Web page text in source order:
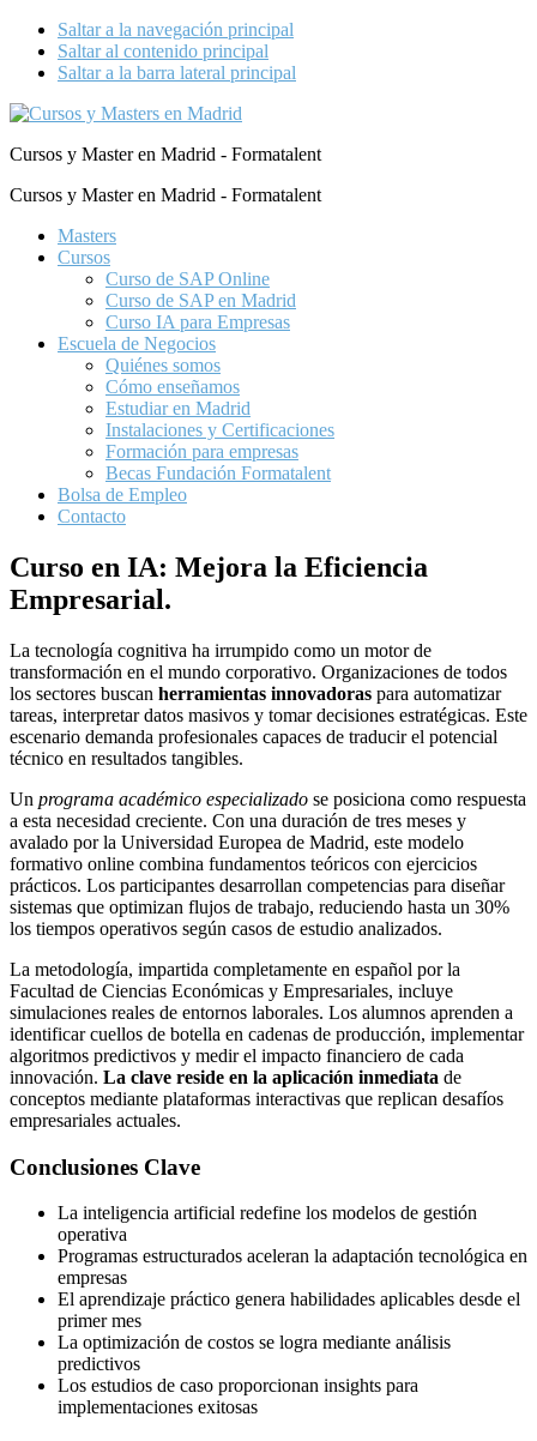
Saltar a la navegación principal
Saltar al contenido principal
Saltar a la barra lateral principal
Cursos y Master en Madrid - Formatalent
Cursos y Master en Madrid - Formatalent
Masters
Cursos
Curso de SAP Online
Curso de SAP en Madrid
Curso IA para Empresas
Escuela de Negocios
Quiénes somos
Cómo enseñamos
Estudiar en Madrid
Instalaciones y Certificaciones
Formación para empresas
Becas Fundación Formatalent
Bolsa de Empleo
Contacto
Curso en IA: Mejora la Eficiencia
Empresarial.
La tecnología cognitiva ha irrumpido como un motor de
transformación en el mundo corporativo. Organizaciones de todos
los sectores buscan herramientas innovadoras para automatizar
tareas, interpretar datos masivos y tomar decisiones estratégicas. Este
escenario demanda profesionales capaces de traducir el potencial
técnico en resultados tangibles.
Un programa académico especializado se posiciona como respuesta
a esta necesidad creciente. Con una duración de tres meses y
avalado por la Universidad Europea de Madrid, este modelo
formativo online combina fundamentos teóricos con ejercicios
prácticos. Los participantes desarrollan competencias para diseñar
sistemas que optimizan flujos de trabajo, reduciendo hasta un 30%
los tiempos operativos según casos de estudio analizados.
La metodología, impartida completamente en español por la
Facultad de Ciencias Económicas y Empresariales, incluye
simulaciones reales de entornos laborales. Los alumnos aprenden a
identificar cuellos de botella en cadenas de producción, implementar
algoritmos predictivos y medir el impacto financiero de cada
innovación. La clave reside en la aplicación inmediata de
conceptos mediante plataformas interactivas que replican desafíos
empresariales actuales.
Conclusiones Clave
La inteligencia artificial redefine los modelos de gestión
operativa
Programas estructurados aceleran la adaptación tecnológica en
empresas
El aprendizaje práctico genera habilidades aplicables desde el
primer mes
La optimización de costos se logra mediante análisis
predictivos
Los estudios de caso proporcionan insights para
implementaciones exitosas